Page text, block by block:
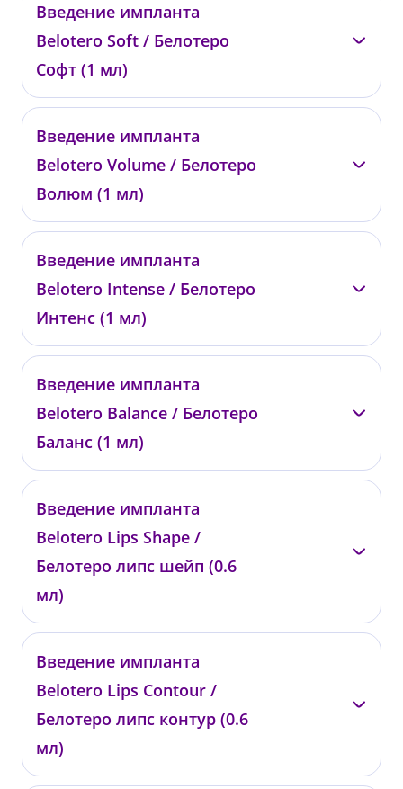
018033
от 51 200 ₽
Введение импланта
Belotero Soft / Белотеро
Софт (1 мл)
00815
от 22 500 ₽
Введение импланта
Belotero Volume / Белотеро
Волюм (1 мл)
00813
от 29 100 ₽
Введение импланта
Belotero Intense / Белотеро
Интенс (1 мл)
00814
от 28 500 ₽
Введение импланта
Belotero Balance / Белотеро
Баланс (1 мл)
00729
от 26 900 ₽
Введение импланта
Belotero Lips Shape /
Белотеро липс шейп (0.6
мл)
008141
от 21 400 ₽
Введение импланта
Belotero Lips Contour /
Белотеро липс контур (0.6
мл)